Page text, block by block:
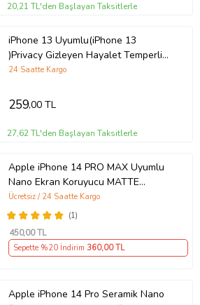
20,21 TL'den Başlayan Taksitlerle
iPhone 13 Uyumlu(iPhone 13
)Privacy Gizleyen Hayalet Temperli
Cam Ekran Koruyucu (Siyah)
24 Saatte Kargo
259,00 TL
27,62 TL'den Başlayan Taksitlerle
Apple iPhone 14 PRO MAX Uyumlu
Nano Ekran Koruyucu MATTE
HAYALET - Full Arka Kaplama 360
Koruma STAREX
(1)
Ücretsiz / 24 Saatte Kargo
450,00 TL
Sepette %20 İndirim 360,00 TL
Apple iPhone 14 Pro Seramik Nano